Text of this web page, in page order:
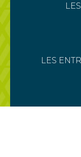
LES